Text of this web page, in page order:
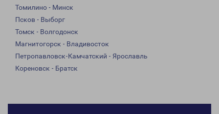
Томилино - Минск
Псков - Выборг
Томск - Волгодонск
Магнитогорск - Владивосток
Петропавловск-Камчатский - Ярославль
Кореновск - Братск